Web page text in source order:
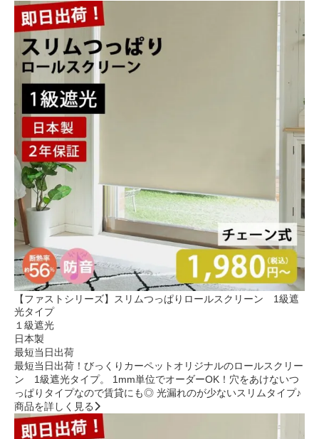
【ファストシリーズ】スリムつっぱりロールスクリーン 1級遮
光タイプ
１級遮光
日本製
最短当日出荷
最短当日出荷！びっくりカーペットオリジナルのロールスクリー
ン 1級遮光タイプ。 1mm単位でオーダーOK！穴をあけないつ
っぱりタイプなので賃貸にも◎ 光漏れのが少ないスリムタイプ♪
商品を詳しく見る